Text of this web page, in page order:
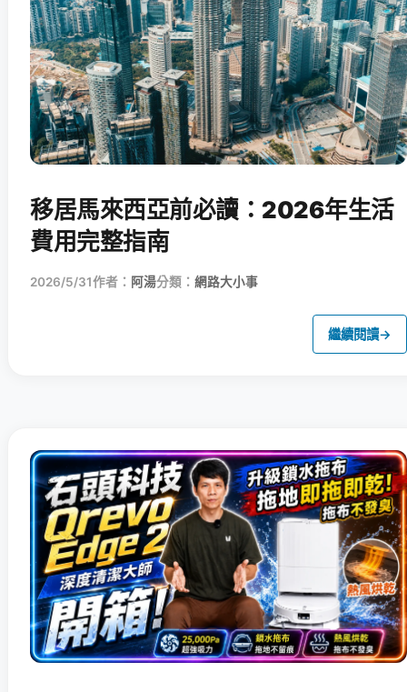
移居馬來西亞前必讀：2026年生活
費用完整指南
2026/5/31作者： 阿湯分類： 網路大小事
繼續閱讀→